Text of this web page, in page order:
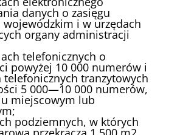
danych o zasięgu
wojewódzkim i w urzędach
organy administracji
telefonicznych o
powyżej 10 000 numerów i
telefonicznych tranzytowych
5 000—10 000 numerów,
miejscowym lub
podziemnych, w których